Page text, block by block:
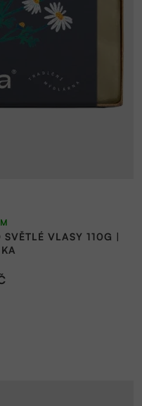
SVĚTLÉ VLASY 110G |